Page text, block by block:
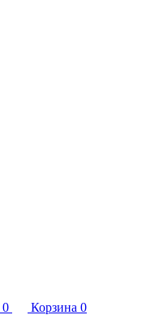
0 Корзина 0